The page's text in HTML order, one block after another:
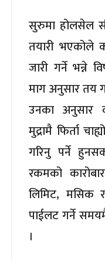
सुरुमा होलसेल
तयारी भएकोले
जारी गर्ने भन्ने
माग अनुसार तय
उनका अनुसार
मुद्रामै फिर्ता
गरिनु पर्ने
रकमको
लिमिट, मसिक
पाईलट गर्ने
।